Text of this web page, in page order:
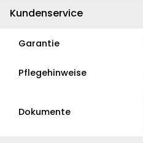
Kundenservice
Garantie
Pflegehinweise
Dokumente